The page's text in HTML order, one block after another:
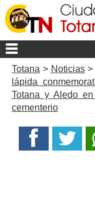
Totana > Noticias>
lápida
Totana y Aledo
cementerio